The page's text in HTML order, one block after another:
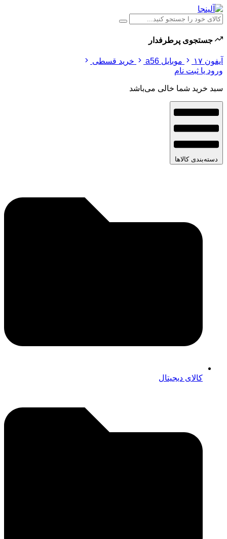
جستجوی پرطرفدار
آیفون ۱۷ موبایل a56
خرید قسطی
ورود یا ثبت نام
سبد خرید شما خالی می‌باشد
دسته‌بندی کالاها
کالای دیجیتال